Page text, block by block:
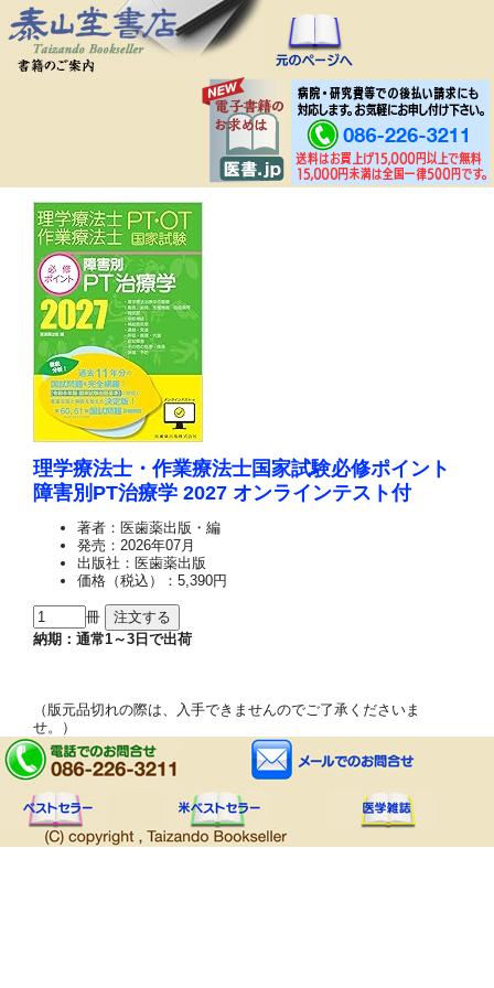
理学療法士・作業療法士国家試験必修ポイント
障害別PT治療学 2027 オンラインテスト付
著者：医歯薬出版・編
発売：2026年07月
出版社：医歯薬出版
価格（税込）：5,390円
冊
納期：通常1～3日で出荷
（版元品切れの際は、入手できませんのでご了承くださいま
せ。）